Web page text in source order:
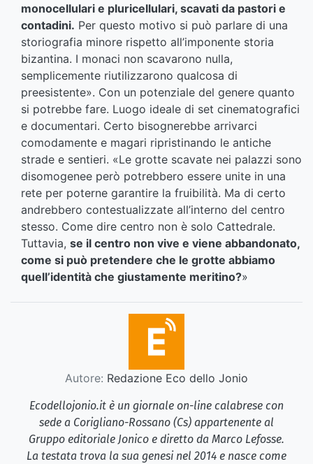
monocellulari e pluricellulari, scavati da pastori e
contadini. Per questo motivo si può parlare di una
storiografia minore rispetto all’imponente storia
bizantina. I monaci non scavarono nulla,
semplicemente riutilizzarono qualcosa di
preesistente». Con un potenziale del genere quanto
si potrebbe fare. Luogo ideale di set cinematografici
e documentari. Certo bisognerebbe arrivarci
comodamente e magari ripristinando le antiche
strade e sentieri. «Le grotte scavate nei palazzi sono
disomogenee però potrebbero essere unite in una
rete per poterne garantire la fruibilità. Ma di certo
andrebbero contestualizzate all’interno del centro
stesso. Come dire centro non è solo Cattedrale.
Tuttavia, se il centro non vive e viene abbandonato,
come si può pretendere che le grotte abbiamo
quell’identità che giustamente meritino?»
Autore: Redazione Eco dello Jonio
Ecodellojonio.it è un giornale on-line calabrese con
sede a Corigliano-Rossano (Cs) appartenente al
Gruppo editoriale Jonico e diretto da Marco Lefosse.
La testata trova la sua genesi nel 2014 e nasce come